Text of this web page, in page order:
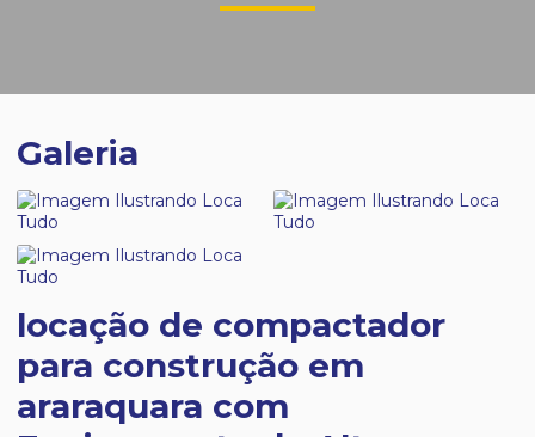
Galeria
locação de compactador
para construção em
araraquara com